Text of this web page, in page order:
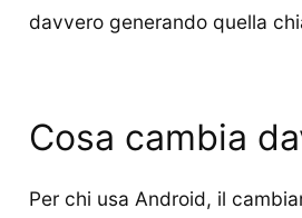
davvero generando quella
Cosa cambia
Per chi usa Android, il